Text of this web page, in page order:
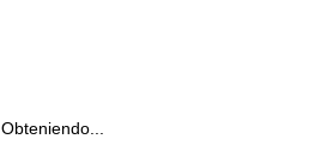
Obteniendo...